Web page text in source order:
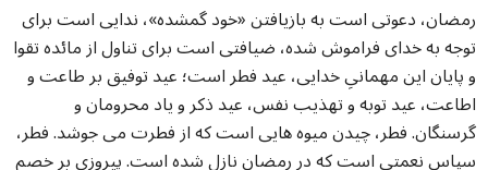
رمضان، دعوتی است به بازیافتن «خود گمشده»، ندایی است برای
توجه به خدای فراموش شده، ضیافتی است برای تناول از مائده تقوا
و پایان این مهمانیِ خدایی، عید فطر است؛ عید توفیق بر طاعت و
اطاعت، عید توبه و تهذیب نفس، عید ذکر و یاد محرومان و
گرسنگان. فطر، چیدن میوه هایی است که از فطرت می جوشد. فطر،
سپاس نعمتی است که در رمضان نازل شده است. پیروزی بر خصم